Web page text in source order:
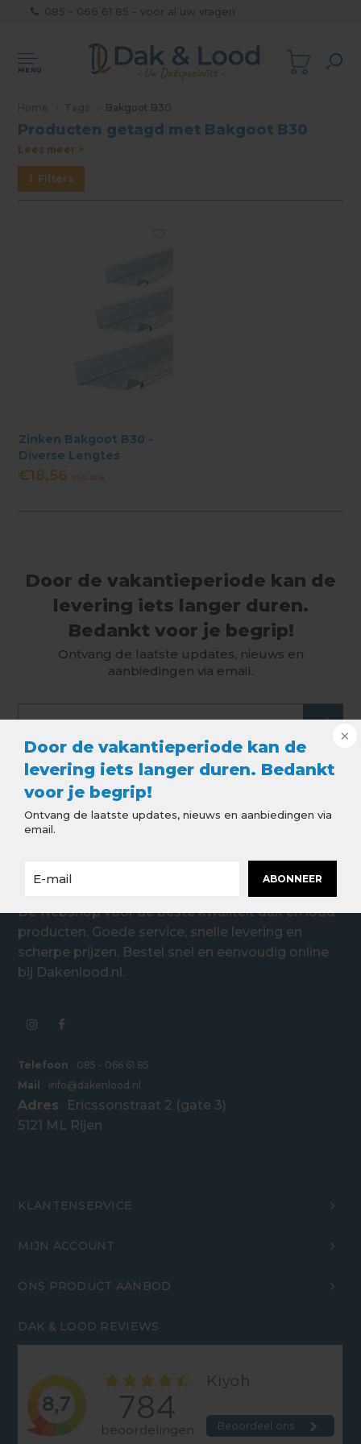
Door de vakantieperiode kan de
levering iets langer duren. Bedankt
voor je begrip!
Ontvang de laatste updates, nieuws en aanbiedingen via
email.
ABONNEER
MENU
Bakgoot B30
Producten getagd met Bakgoot B30
Lees meer >
Filters
Zinken Bakgoot B30 -
Diverse Lengtes
€18,56 Incl. btw
Door de vakantieperiode kan de
levering iets langer duren.
Bedankt voor je begrip!
Ontvang de laatste updates, nieuws en
aanbiedingen via email.
De webshop voor de beste kwaliteit dak en lood
producten. Goede service, snelle levering en
scherpe prijzen. Bestel snel en eenvoudig online
bij Dakenlood.nl.
Telefoon
085 - 066 61 85
Mail
info@dakenlood.nl
Adres
Ericssonstraat 2 (gate 3)
5121 ML Rijen
KLANTENSERVICE
MIJN ACCOUNT
ONS PRODUCT AANBOD
DAK & LOOD REVIEWS